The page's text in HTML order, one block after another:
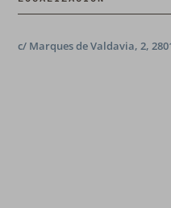
c/ Marques de Valdavia, 2,